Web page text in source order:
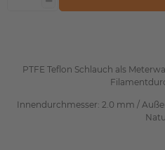
PTFE Teflon Schlauch als
Innendurchmesser: 2.0 mm /